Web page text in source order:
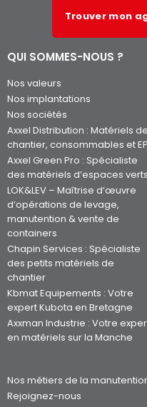
Trouver mon
QUI SOMMES-NOUS ?
Nos valeurs
Nos implantations
Nos sociétés
Axxel Distribution : Matériels de
chantier, consommables et
Axxel Green Pro : Spécialiste
des matériels d’espaces verts
LOK&LEV – Maîtrise d’œuvre
d’opérations de levage,
manutention & vente de
containers
Chapin Services : Spécialiste
des petits matériels de
chantier
Kbmat Equipements : Votre
expert Kubota en Bretagne
Axxman Industrie : Votre
en matériels sur la Manche
Nos métiers de la
Rejoignez-nous